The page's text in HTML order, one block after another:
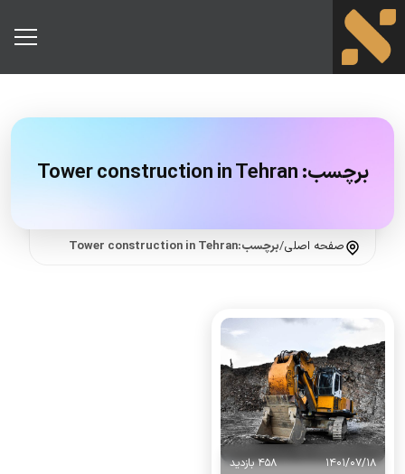
برچسب:Tower construction in Tehran
صفحه اصلی/برچسب:Tower construction in Tehran
1401/07/18 458 بازدید